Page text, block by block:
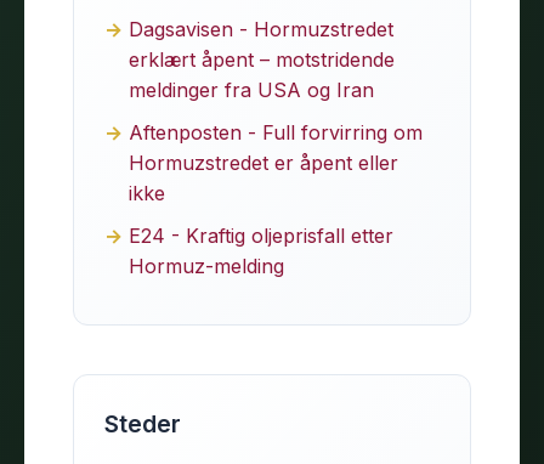
Dagsavisen - Hormuzstredet
erklært åpent – motstridende
meldinger fra USA og Iran
Aftenposten - Full forvirring om
Hormuzstredet er åpent eller
ikke
E24 - Kraftig oljeprisfall etter
Hormuz-melding
Steder